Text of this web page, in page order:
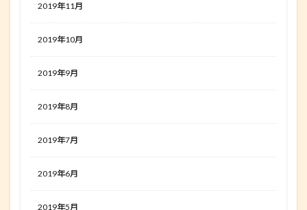
2019年11月
2019年10月
2019年9月
2019年8月
2019年7月
2019年6月
2019年5月